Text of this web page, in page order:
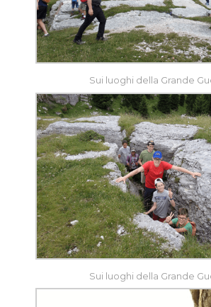
Sui luoghi della Grande
Sui luoghi della Grande